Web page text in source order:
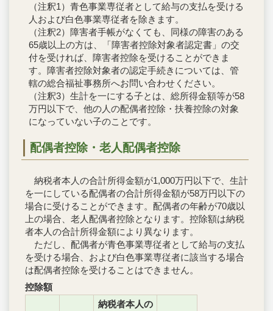
（注釈1）青色事業専従者として給与の支払を受ける
人および白色事業専従者を除きます。
（注釈2）障害者手帳がなくても、同様の障害のある
65歳以上の方は、「障害者控除対象者認定書」の交
付を受ければ、障害者控除を受けることができま
す。障害者控除対象者の認定手続きについては、管
轄の総合福祉事務所へお問い合わせください。
（注釈3）生計を一にする子とは、総所得金額等が58
万円以下で、他の人の配偶者控除・扶養控除の対象
になっていない子のことです。
配偶者控除・老人配偶者控除
納税者本人の合計所得金額が1,000万円以下で、生計
を一にしている配偶者の合計所得金額が58万円以下の
場合に受けることができます。配偶者の年齢が70歳以
上の場合、老人配偶者控除となります。控除額は納税
者本人の合計所得金額により異なります。
ただし、配偶者が青色事業専従者として給与の支払
を受ける場合、および白色事業専従者に該当する場合
は配偶者控除を受けることはできません。
控除額
納税者本人の